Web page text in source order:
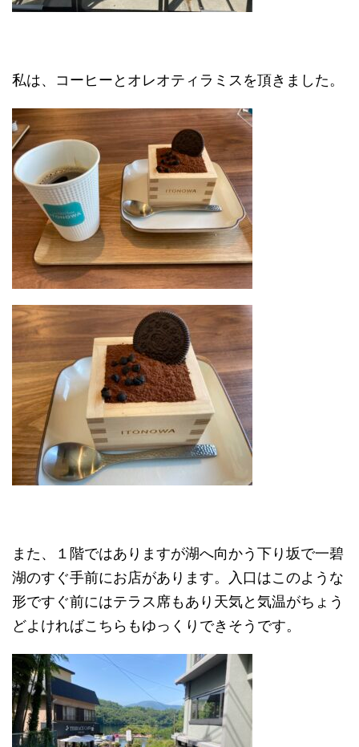
私は、コーヒーとオレオティラミスを頂きました。
また、１階ではありますが湖へ向かう下り坂で一碧
湖のすぐ手前にお店があります。入口はこのような
形ですぐ前にはテラス席もあり天気と気温がちょう
どよければこちらもゆっくりできそうです。